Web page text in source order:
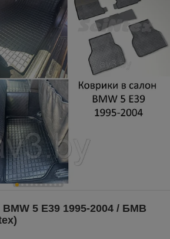
5 E39 1995-2004 / БМВ